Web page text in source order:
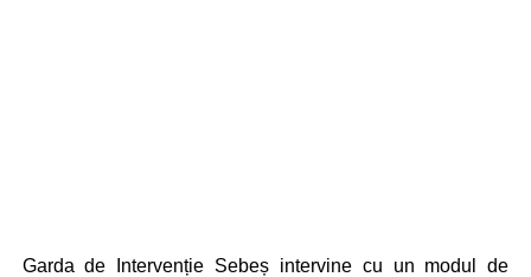
Garda de Intervenție Sebeș intervine cu un modul de